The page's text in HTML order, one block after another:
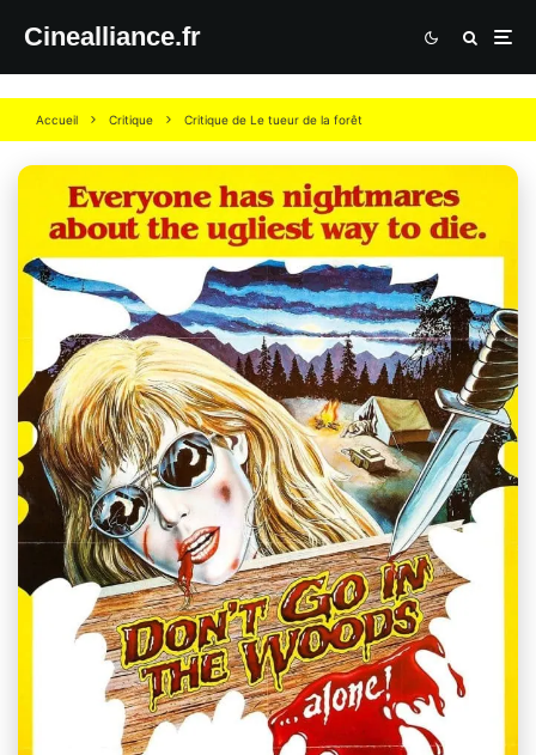
Cinealliance.fr
Accueil Critique Critique de Le tueur de la forêt